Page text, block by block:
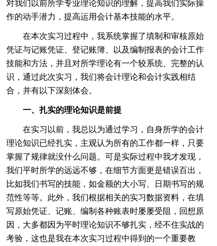
对我们以前所学专业理论知识的理解，提高我们实际操
作的动手潜力，提高运用会计基本技能的水平。
在本次实习过程中，我系统掌握了填制和审核原始
凭证与记账凭证、登记账簿、以及编制报表的会计工作
技能和方法，并且对所学理论有一个较系统、完整的认
识，通过此次实习，我们将会计理论和会计实践相结
合，并有以下深刻体会。
一、扎实的理论知识是前提
在实习以前，我总以为通过学习，自身所学的会计
理论知识已经扎实，主观认为所有的工作都一样，只要
掌握了规律就没什么问题。可是实际过程中我才发现，
我们平时所学的远远不够，在细节方面更是错误百出，
比如我们书写的技能，如金额的大小写、日期书写的规
范性等等。此外，我们根据相关的实习数据资料，在填
写原始凭证、记账、编制各种账表时屡屡受阻，回想原
因，大多都因为平时理论知识不够扎实，经不住实战的
考验，这也是我在本次实习过程中得到的一个重要教